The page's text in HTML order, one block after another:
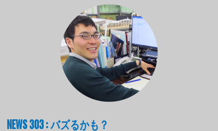
NEWS 303 : バズるかも？